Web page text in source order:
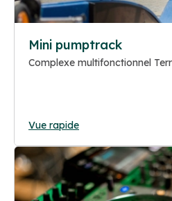
Mini pumptrack
Complexe multifonctionnel
Vue rapide